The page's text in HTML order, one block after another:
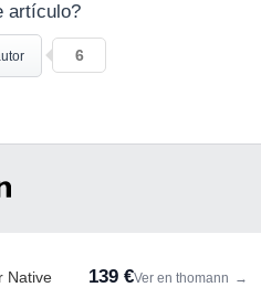
artículo?
6
Native 139 €Ver en thomann →